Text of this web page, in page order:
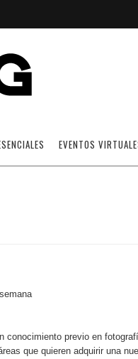
EVENTOS
MODA
conocimiento previo en
que quieren adquirir una